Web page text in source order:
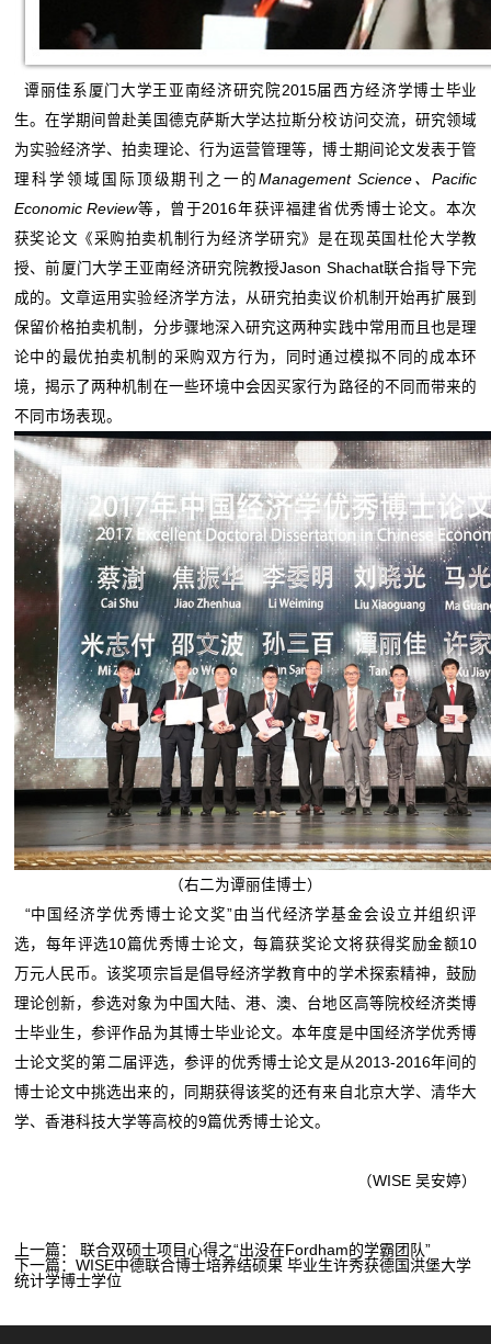
谭丽佳系厦门大学王亚南经济研究院2015届西方经济学博士毕业
生。在学期间曾赴美国德克萨斯大学达拉斯分校访问交流，研究领域
为实验经济学、拍卖理论、行为运营管理等，博士期间论文发表于管
理科学领域国际顶级期刊之一的Management Science、Pacific
Economic Review等，曾于2016年获评福建省优秀博士论文。本次
获奖论文《采购拍卖机制行为经济学研究》是在现英国杜伦大学教
授、前厦门大学王亚南经济研究院教授Jason Shachat联合指导下完
成的。文章运用实验经济学方法，从研究拍卖议价机制开始再扩展到
保留价格拍卖机制，分步骤地深入研究这两种实践中常用而且也是理
论中的最优拍卖机制的采购双方行为，同时通过模拟不同的成本环
境，揭示了两种机制在一些环境中会因买家行为路径的不同而带来的
不同市场表现。
（右二为谭丽佳博士）
“中国经济学优秀博士论文奖”由当代经济学基金会设立并组织评
选，每年评选10篇优秀博士论文，每篇获奖论文将获得奖励金额10
万元人民币。该奖项宗旨是倡导经济学教育中的学术探索精神，鼓励
理论创新，参选对象为中国大陆、港、澳、台地区高等院校经济类博
士毕业生，参评作品为其博士毕业论文。本年度是中国经济学优秀博
士论文奖的第二届评选，参评的优秀博士论文是从2013-2016年间的
博士论文中挑选出来的，同期获得该奖的还有来自北京大学、清华大
学、香港科技大学等高校的9篇优秀博士论文。
（WISE 吴安婷）
上一篇： 联合双硕士项目心得之“出没在Fordham的学霸团队”
下一篇： WISE中德联合博士培养结硕果 毕业生许秀获德国洪堡大学
统计学博士学位